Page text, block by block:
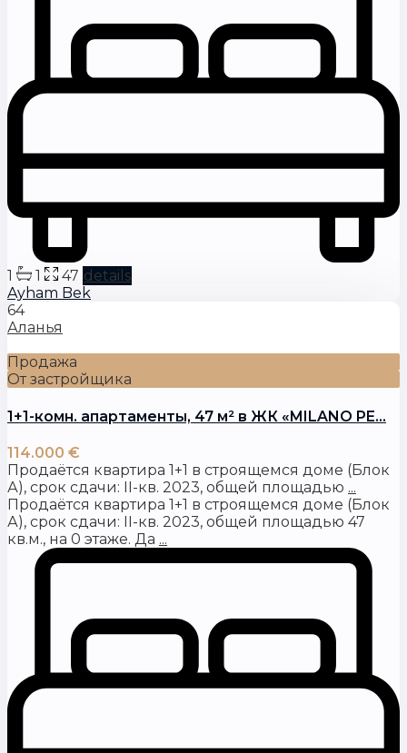
1 1 47 details
Ayham Bek
64
Аланья
Продажа
От застройщика
1+1-комн. апартаменты, 47 м² в ЖК «MILANO PE...
114.000 €
Продаётся квартира 1+1 в строящемся доме (Блок
А), срок сдачи: II-кв. 2023, общей площадью ...
Продаётся квартира 1+1 в строящемся доме (Блок
А), срок сдачи: II-кв. 2023, общей площадью 47
кв.м., на 0 этаже. Да ...